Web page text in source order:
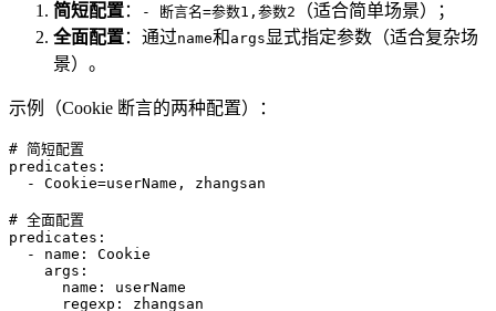
简短配置： - 断言名=参数1,参数2
（适合简单场景）；
全面配置：通过name和 args 显式指定参数（适合复杂场
景）。
示例（Cookie 断言的两种配置）：
# 简短配置
predicates:
-
Cookie=userName, zhangsan
# 全面配置
predicates:
-
name:
Cookie
args:
name:
userName
regexp:
zhangsan